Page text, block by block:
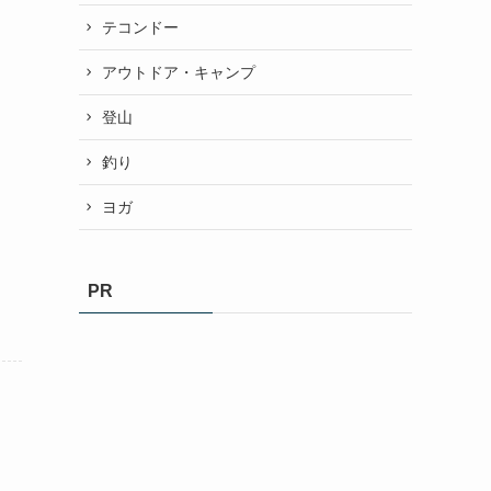
テコンドー
アウトドア・キャンプ
登山
釣り
ヨガ
PR